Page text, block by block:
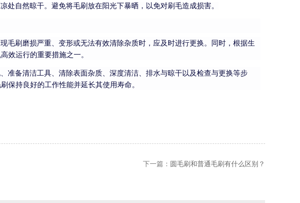
处自然晾干。避免将毛刷放在阳光下暴晒，以免对刷毛造成损害。
毛刷磨损严重、变形或无法有效清除杂质时，应及时进行更换。同时，根据生
效运行的重要措施之一。
准备清洁工具、清除表面杂质、深度清洁、排水与晾干以及检查与更换等步
保持良好的工作性能并延长其使用寿命。
下一篇： 圆毛刷和普通毛刷有什么区别？